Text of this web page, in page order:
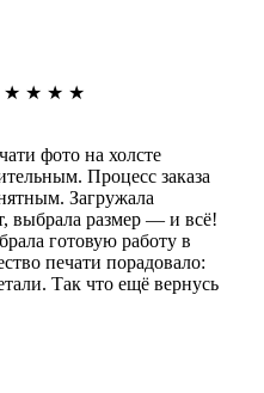
★ ★ ★ ★
фото на холсте
Процесс заказа
Загружала
выбрала размер — и всё!
готовую работу в
печати порадовало:
Так что ещё вернусь